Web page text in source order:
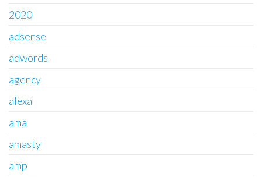
2020
adsense
adwords
agency
alexa
ama
amasty
amp